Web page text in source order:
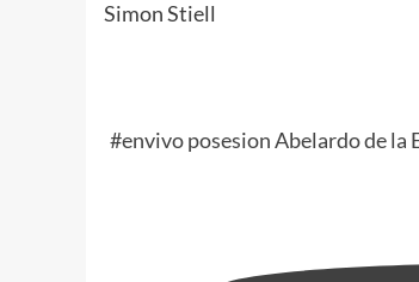
Simon Stiell
#envivo posesion Abelardo de la